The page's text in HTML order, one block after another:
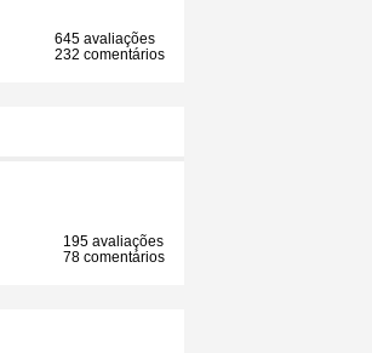
645 avaliações
232 comentários
195 avaliações
78 comentários